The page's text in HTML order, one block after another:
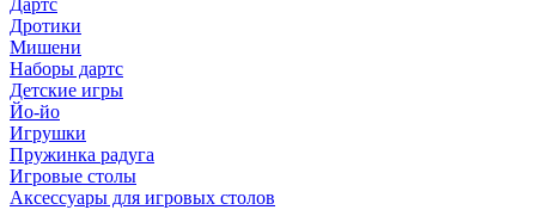
Дартс
Дротики
Мишени
Наборы дартс
Детские игры
Йо-йо
Игрушки
Пружинка радуга
Игровые столы
Аксессуары для игровых столов